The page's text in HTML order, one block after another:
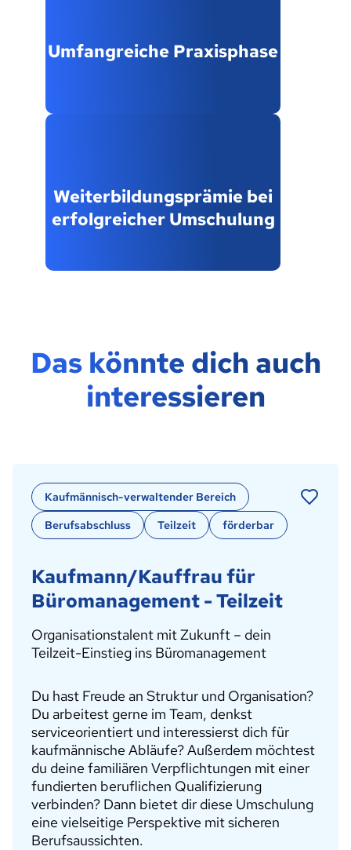
Umfangreiche Praxisphase
Weiterbildungsprämie bei
erfolgreicher Umschulung
Das könnte dich auch
interessieren
Kaufmännisch-verwaltender Bereich
Berufsabschluss
Teilzeit förderbar
Kaufmann/Kauffrau für
Büromanagement - Teilzeit
Organisationstalent mit Zukunft – dein
Teilzeit-Einstieg ins Büromanagement
Du hast Freude an Struktur und Organisation?
Du arbeitest gerne im Team, denkst
serviceorientiert und interessierst dich für
kaufmännische Abläufe? Außerdem möchtest
du deine familiären Verpflichtungen mit einer
fundierten beruflichen Qualifizierung
verbinden? Dann bietet dir diese Umschulung
eine vielseitige Perspektive mit sicheren
Berufsaussichten.